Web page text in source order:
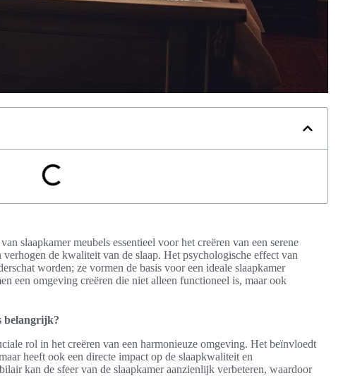
slaapkamer meubels essentieel voor het creëren van een serene
de kwaliteit van de slaap. Het psychologische effect van
worden; ze vormen de basis voor een ideale slaapkamer
een omgeving creëren die niet alleen functioneel is, maar ook
belangrijk?
rol in het creëren van een harmonieuze omgeving. Het beïnvloedt
heeft ook een directe impact op de slaapkwaliteit en
kan de sfeer van de slaapkamer aanzienlijk verbeteren, waardoor